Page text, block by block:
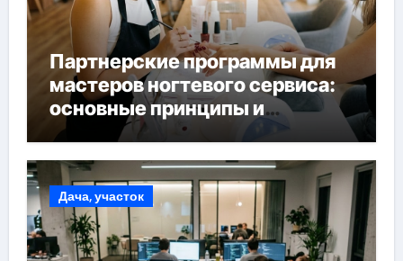
Партнерские программы для
мастеров ногтевого сервиса:
основные принципы и
форматы участия
Дача, участок